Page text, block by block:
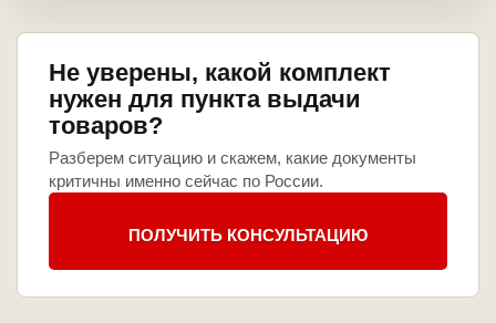
Не уверены, какой комплект
нужен для пункта выдачи
товаров?
Разберем ситуацию и скажем, какие документы
критичны именно сейчас по России.
ПОЛУЧИТЬ КОНСУЛЬТАЦИЮ